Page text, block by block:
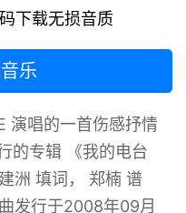
下载无损音质
乐
演唱的一首伤感抒情
的专辑 《我的电台
洲 填词， 郑楠 谱
发行于2008年09月